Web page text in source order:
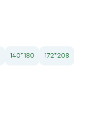
140*180 172*208